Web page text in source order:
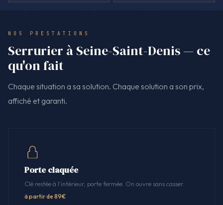
NOS PRESTATIONS
Serrurier à Seine-Saint-Denis — ce
qu'on fait
Chaque situation a sa solution. Chaque solution a son prix,
affiché et garanti.
Porte claquée
Clé restée à l'intérieur, porte fermée. On ouvre sans casser.
à partir de 89€